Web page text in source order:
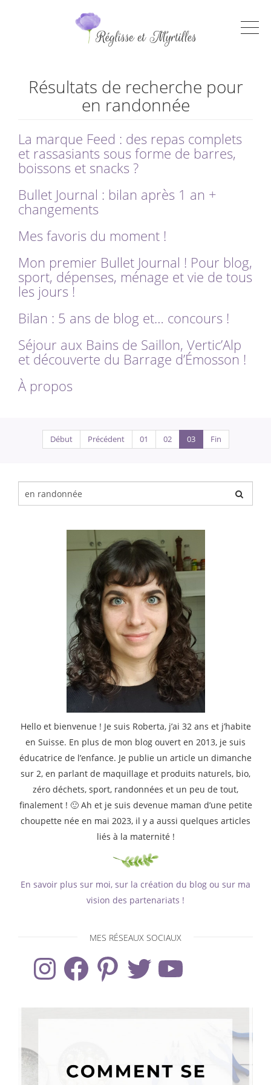
Résultats de recherche pour
en randonnée
La marque Feed : des repas complets
et rassasiants sous forme de barres,
boissons et snacks ?
Bullet Journal : bilan après 1 an +
changements
Mes favoris du moment !
Mon premier Bullet Journal ! Pour blog,
sport, dépenses, ménage et vie de tous
les jours !
Bilan : 5 ans de blog et… concours !
Séjour aux Bains de Saillon, Vertic’Alp
et découverte du Barrage d’Émosson !
À propos
Début Précédent 01 02 03 Fin
pour
Hello et bienvenue ! Je suis Roberta, j’ai 32 ans et j’habite
en Suisse. En plus de mon blog ouvert en 2013, je suis
éducatrice de l’enfance. Je publie un article un dimanche
sur 2, en parlant de maquillage et produits naturels, bio,
zéro déchets, sport, randonnées et un peu de tout,
finalement ! 🙂 Ah et je suis devenue maman d’une petite
choupette née en mai 2023, il y a aussi quelques articles
liés à la maternité !
En savoir plus sur moi, sur la création du blog ou sur ma
vision des partenariats !
MES RÉSEAUX SOCIAUX
InstagramFacebook Pinterest Twitter